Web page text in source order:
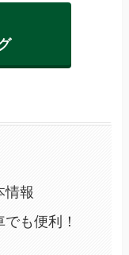
情報
も便利！